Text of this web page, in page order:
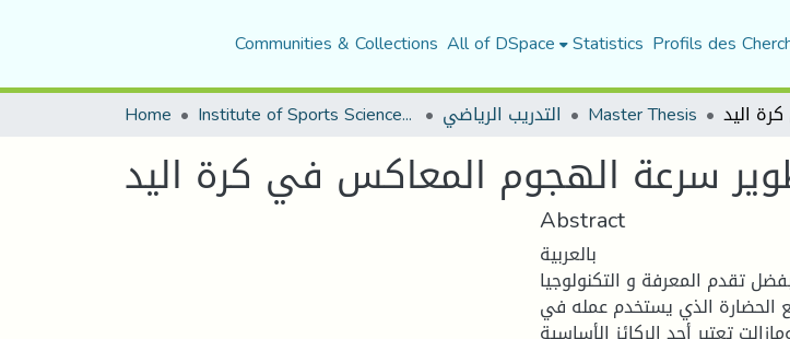
Communities & Collections All of DSpace Statistics Profils des
Home Institute of Sports Sciences and Techniques التدريب الرياضي Master Thesis
سرعة الهجوم المعاكس في كرة اليد
Abstract
بالعربية
تقدم المعرفة و التكنولوجيا
الحضارة الذي يستخدم عمله في